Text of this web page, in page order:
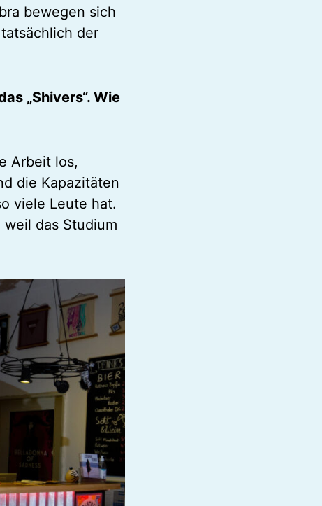
bewegen sich
der
„Shivers“. Wie
Arbeit los,
die Kapazitäten
viele Leute hat.
das Studium